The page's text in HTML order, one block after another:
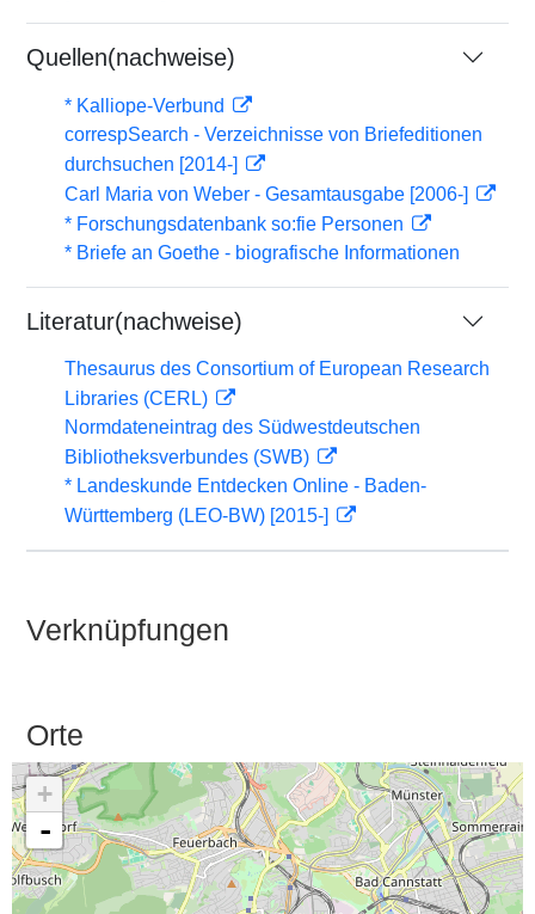
Quellen(nachweise)
* Kalliope-Verbund
correspSearch - Verzeichnisse von Briefeditionen
durchsuchen [2014-]
Carl Maria von Weber - Gesamtausgabe [2006-]
* Forschungsdatenbank so:fie Personen
* Briefe an Goethe - biografische Informationen
Literatur(nachweise)
Thesaurus des Consortium of European Research
Libraries (CERL)
Normdateneintrag des Südwestdeutschen
Bibliotheksverbundes (SWB)
* Landeskunde Entdecken Online - Baden-
Württemberg (LEO-BW) [2015-]
Verknüpfungen
Orte
+
-